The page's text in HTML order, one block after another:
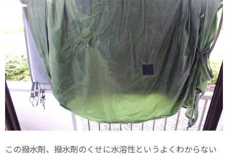
この撥水剤、撥水剤のくせに水溶性というよくわからない